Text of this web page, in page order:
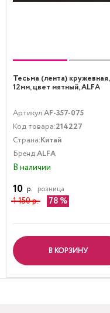
Тесьма (лента) кружевная,
12мм, цвет мятный, ALFA
Артикул:AF-357-075
Код товара:214227
Страна:Китай
Бренд:ALFA
В наличии
10 р. розница
1 150 р. 78
В КОРЗИНУ